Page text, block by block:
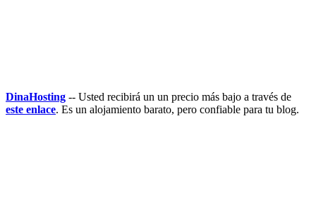
DinaHosting -- Usted recibirá un un precio más bajo a través de
este enlace. Es un alojamiento barato, pero confiable para tu blog.